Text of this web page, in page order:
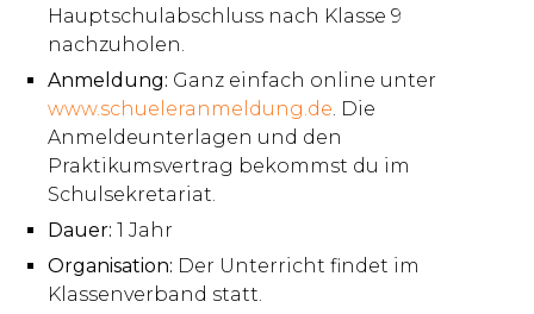
Hauptschulabschluss nach Klasse 9
nachzuholen.
Anmeldung: Ganz einfach online unter
www.schueleranmeldung.de. Die
Anmeldeunterlagen und den
Praktikumsvertrag bekommst du im
Schulsekretariat.
Dauer: 1 Jahr
Organisation: Der Unterricht findet im
Klassenverband statt.